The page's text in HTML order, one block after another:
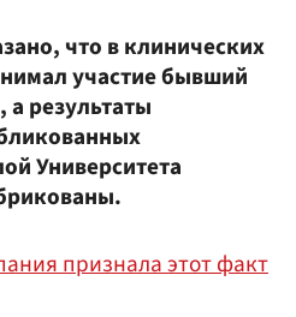
что в клинических
участие бывший
результаты
Университета
признала этот факт